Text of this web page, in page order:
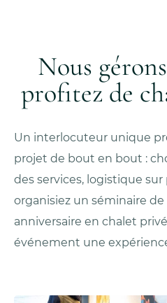
Nous
profitez de
Un interlocuteur unique
projet de bout en bout :
des services, logistique sur
organisiez un séminaire
anniversaire en chalet
événement une